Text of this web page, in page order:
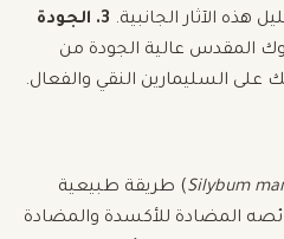
هذه الآثار الجانبية.
3. الجودة
المقدس عالية الجودة من
السليمارين النقي والفعال.
Silybum) طريقة طبيعية
المضادة للأكسدة والمضادة